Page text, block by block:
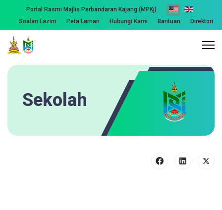
Portal Rasmi Majlis Perbandaran Kajang (MPKj)
Soalan Lazim
Peta Laman Hubungi Kami Bantuan Direktori
Sekolah